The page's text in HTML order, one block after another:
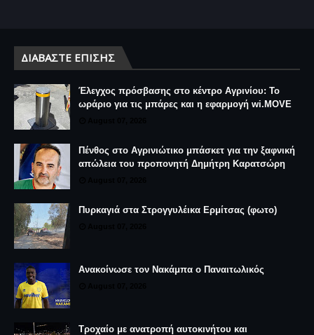
ΔΙΑΒΆΣΤΕ ΕΠΊΣΗΣ
Έλεγχος πρόσβασης στο κέντρο Αγρινίου: Το
ωράριο για τις μπάρες και η εφαρμογή wi.MOVE
Πένθος στο Αγρινιώτικο μπάσκετ για την ξαφνική
απώλεια του προπονητή Δημήτρη Καρατσώρη
Πυρκαγιά στα Στρογγυλέικα Ερμίτσας (φωτο)
Ανακοίνωσε τον Νακάμπα ο Παναιτωλικός
Τροχαίο με ανατροπή αυτοκινήτου και